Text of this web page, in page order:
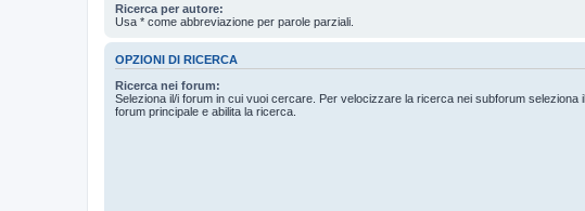
Ricerca per autore:
Usa * come abbreviazione per parole parziali.
OPZIONI DI RICERCA
Ricerca nei forum:
Seleziona il/i forum in cui vuoi cercare. Per velocizzare la ricerca nei subforum seleziona il
forum principale e abilita la ricerca.